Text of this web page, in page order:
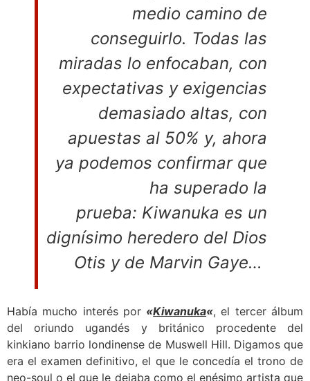
medio camino de
conseguirlo. Todas las
miradas lo enfocaban, con
expectativas y exigencias
demasiado altas, con
apuestas al 50% y, ahora
ya podemos confirmar que
ha superado la
prueba: Kiwanuka es un
dignísimo heredero del Dios
Otis y de Marvin Gaye…
Había mucho interés por «Kiwanuka«, el tercer álbum
del oriundo ugandés y británico procedente del
kinkiano barrio londinense de Muswell Hill. Digamos que
era el examen definitivo, el que le concedía el trono de
neo-soul o el que le dejaba como el enésimo artista que